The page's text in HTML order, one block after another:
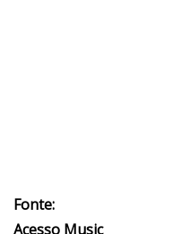
Fonte:
Acesso Music